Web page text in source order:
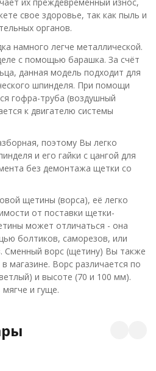
свое здоровье, так как пыль и
органов.
намного легче металлической.
с помощью барашка. За счёт
данная модель подходит для
шпинделя. При помощи
гофра-труба (воздушный
к двигателю системы
поэтому Вы легко
и его гайки с цангой для
без демонтажа щетки со
щетины (ворса), её легко
от поставки щетки-
может отличаться - она
болтиков, саморезов, или
Сменный ворс (щетину) Вы также
магазине. Ворс различается по
и высоте (70 и 100 мм).
и гуще.